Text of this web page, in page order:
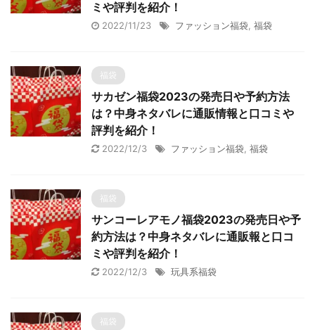
ミや評判を紹介！
2022/11/23 ファッション福袋 福袋
福袋
サカゼン福袋2023の発売日や予約方法
は？中身ネタバレに通販情報と口コミや
評判を紹介！
2022/12/3 ファッション福袋 福袋
福袋
サンコーレアモノ福袋2023の発売日や予
約方法は？中身ネタバレに通販報と口コ
ミや評判を紹介！
2022/12/3 玩具系福袋
福袋